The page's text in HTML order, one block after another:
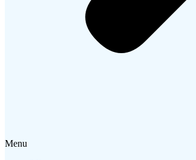
Menu